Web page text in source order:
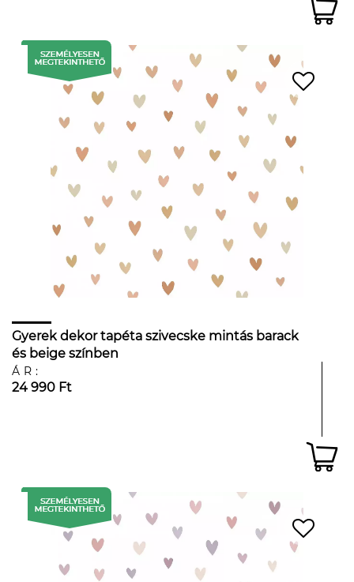
Gyerek dekor tapéta szivecske mintás barack
és beige színben
ÁR:
24 990 Ft